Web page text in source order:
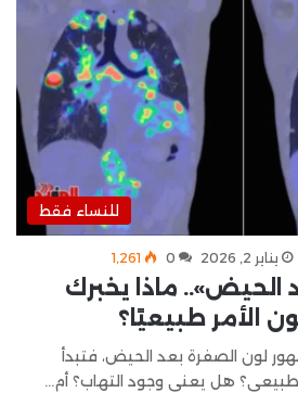
للنساء فقط
يناير 2, 2026 0 1٬261
الحيض».. ماذا يخبرك
الأمر طبيعيًا؟
لون الصفرة بعد الحيض، فتبدأ
طبيعي؟ هل يعني وجود التهاب؟ أم…